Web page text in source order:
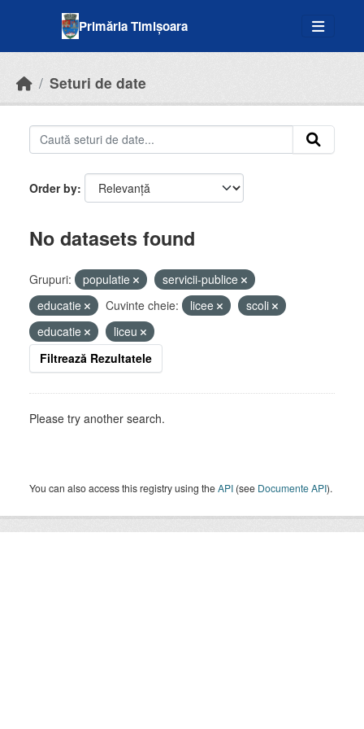
Primăria Timișoara
Seturi de date
Order by
No datasets found
Grupuri: populatie
servicii-publice
educatie
Cuvinte cheie: licee
scoli
educatie
liceu
Filtrează Rezultatele
Please try another search.
You can also access this registry using theAPI (see Documente API).